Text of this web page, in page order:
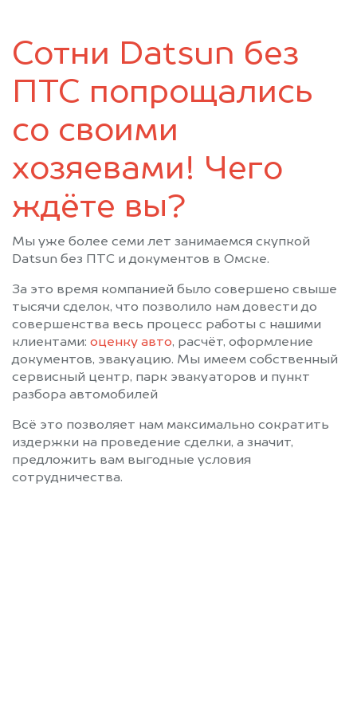
Усть-Ишим
Черлак
Шербакуль
Сотни Datsun без
ПТС попрощались
со своими
хозяевами! Чего
ждёте вы?
Мы уже более семи лет занимаемся скупкой
Datsun без ПТС и документов в Омске.
За это время компанией было совершено свыше
тысячи сделок, что позволило нам довести до
совершенства весь процесс работы с нашими
клиентами: оценку авто, расчёт, оформление
документов, эвакуацию. Мы имеем собственный
сервисный центр, парк эвакуаторов и пункт
разбора автомобилей
Всё это позволяет нам максимально сократить
издержки на проведение сделки, а значит,
предложить вам выгодные условия
сотрудничества.